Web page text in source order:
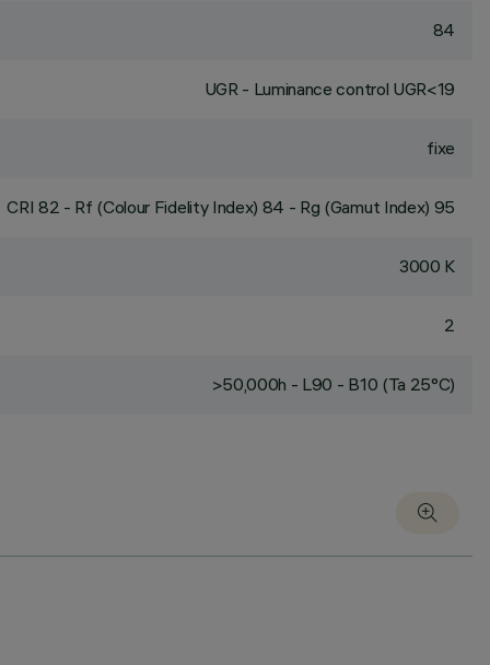
84
UGR - Luminance control UGR<19
fixe
CRI 82 - Rf (Colour Fidelity Index) 84 - Rg (Gamut Index) 95
3000 K
2
>50,000h - L90 - B10 (Ta 25°C)